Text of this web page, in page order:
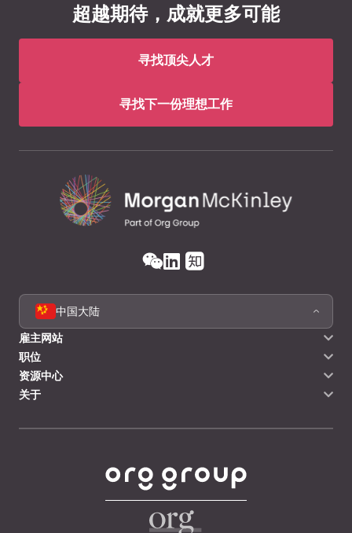
超越期待，成就更多可能
寻找顶尖人才
寻找下一份理想工作
中国大陆
雇主网站
职位
资源中心
关于